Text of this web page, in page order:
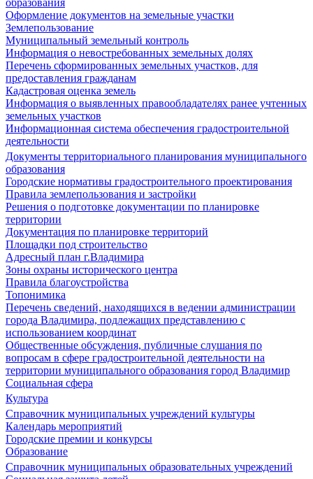
образования
Оформление документов на земельные участки
Землепользование
Муниципальный земельный контроль
Информация о невостребованных земельных долях
Перечень сформированных земельных участков, для
предоставления гражданам
Кадастровая оценка земель
Информация о выявленных правообладателях ранее учтенных
земельных участков
Информационная система обеспечения градостроительной
деятельности
Документы территориального планирования муниципального
образования
Городские нормативы градостроительного проектирования
Правила землепользования и застройки
Решения о подготовке документации по планировке
территории
Документация по планировке территорий
Площадки под строительство
Адресный план г.Владимира
Зоны охраны исторического центра
Правила благоустройства
Топонимика
Перечень сведений, находящихся в ведении администрации
города Владимира, подлежащих представлению с
использованием координат
Общественные обсуждения, публичные слушания по
вопросам в сфере градостроительной деятельности на
территории муниципального образования город Владимир
Социальная сфера
Культура
Справочник муниципальных учреждений культуры
Календарь мероприятий
Городские премии и конкурсы
Образование
Справочник муниципальных образовательных учреждений